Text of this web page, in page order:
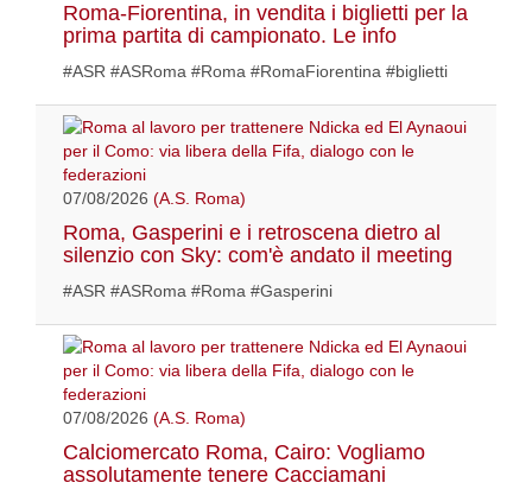
Roma-Fiorentina, in vendita i biglietti per la
prima partita di campionato. Le info
#ASR #ASRoma #Roma #RomaFiorentina #biglietti
07/08/2026 (A.S. Roma)
Roma, Gasperini e i retroscena dietro al
silenzio con Sky: com'è andato il meeting
#ASR #ASRoma #Roma #Gasperini
07/08/2026 (A.S. Roma)
Calciomercato Roma, Cairo: Vogliamo
assolutamente tenere Cacciamani